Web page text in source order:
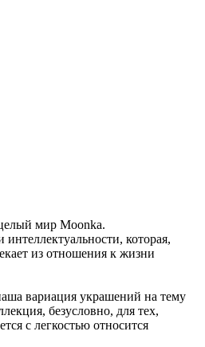
мир Moonka.
которая,
из отношения к жизни
вариация украшений на тему
безусловно, для тех,
с легкостью относится